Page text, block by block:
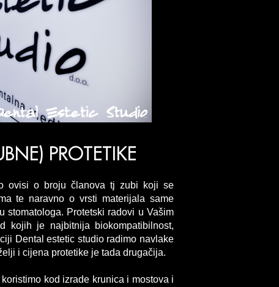
PROTETIKE
ovisi o broju članova tj zubi koji se
te naravno o vrsti materijala same
stomatologa. Protetski radovi u Vašim
kojih je najbitnija biokompatibilnost,
Dental estetic studio radimo navlake
i cijena protetike je tada drugačija.
kod izrade krunica i mostova i